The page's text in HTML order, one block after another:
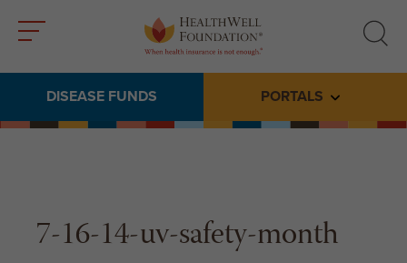
search
DISEASE FUNDS PORTALS Toggle
7-16-14-uv-safety-month